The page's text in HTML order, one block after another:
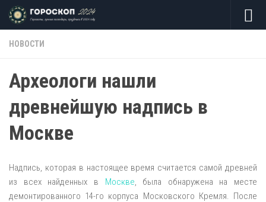
Skip to content
НОВОСТИ
Археологи нашли
древнейшую надпись в
Москве
Надпись, которая в настоящее время считается самой древней
из всех найденных в Москве, была обнаружена на месте
демонтированного 14-го корпуса Московского Кремля. После